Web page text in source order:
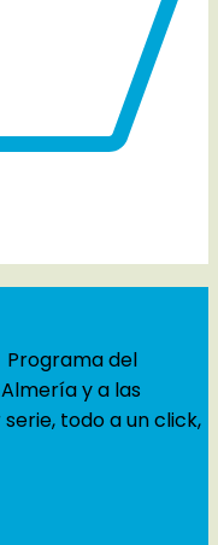
del
y a las
todo a un click,